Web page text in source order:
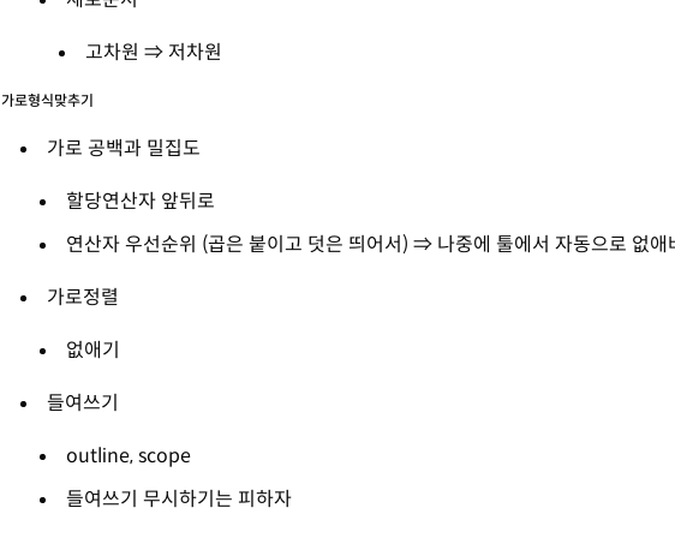
고차원 ⇒ 저차원
가로형식맞추기
가로 공백과 밀집도
할당연산자 앞뒤로
연산자 우선순위 (곱은 붙이고 덧은 띄어서) ⇒ 나중에 툴에서 자동으로 없애
가로정렬
없애기
들여쓰기
outline, scope
들여쓰기 무시하기는 피하자